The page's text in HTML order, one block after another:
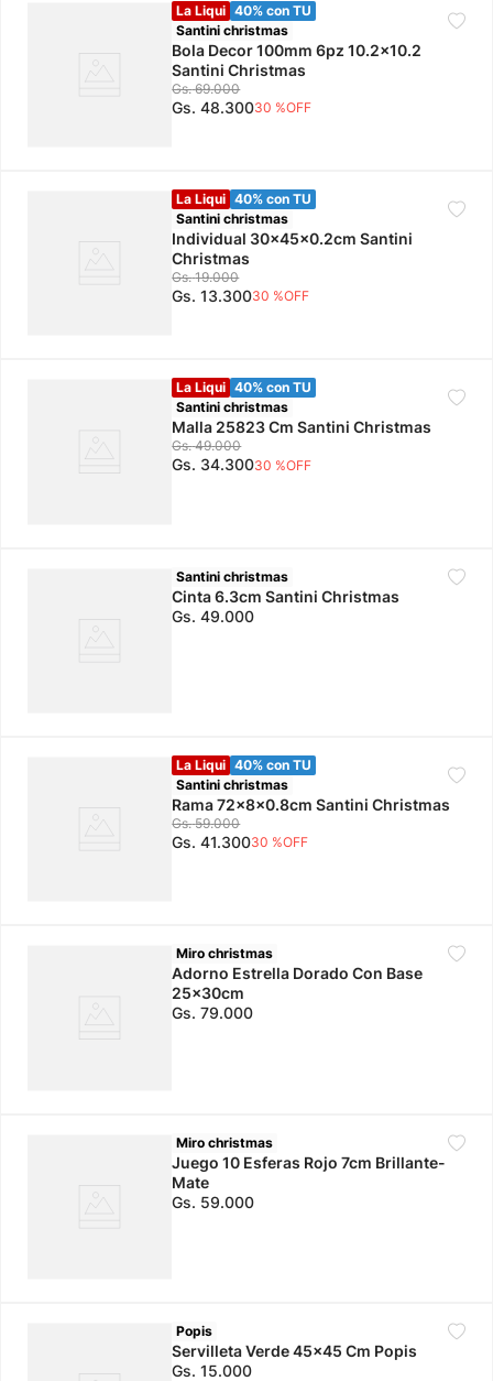
La Liqui 40% con TU
Santini christmas
Bola Decor 100mm 6pz 10.2x10.2
Santini Christmas
Gs. 69.000
Gs. 48.30030 %OFF
La Liqui 40% con TU
Santini christmas
Individual 30x45x0.2cm Santini
Christmas
Gs. 19.000
Gs. 13.30030 %OFF
La Liqui 40% con TU
Santini christmas
Malla 25823 Cm Santini Christmas
Gs. 49.000
Gs. 34.30030 %OFF
Santini christmas
Cinta 6.3cm Santini Christmas
Gs. 49.000
La Liqui 40% con TU
Santini christmas
Rama 72x8x0.8cm Santini Christmas
Gs. 59.000
Gs. 41.30030 %OFF
Miro christmas
Adorno Estrella Dorado Con Base
25x30cm
Gs. 79.000
Miro christmas
Juego 10 Esferas Rojo 7cm Brillante-
Mate
Gs. 59.000
Popis
Servilleta Verde 45x45 Cm Popis
Gs. 15.000